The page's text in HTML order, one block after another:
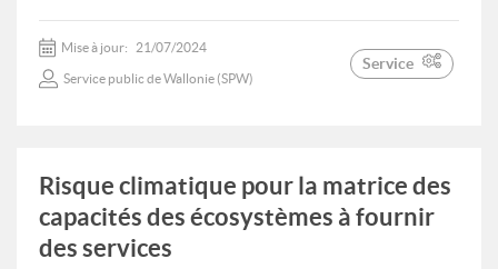
Mise à jour: 21/07/2024
Service public de Wallonie (SPW)
Service
Risque climatique pour la matrice des
capacités des écosystèmes à fournir
des services